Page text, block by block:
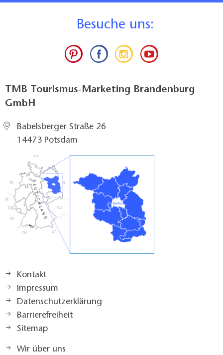
Besuche uns:
TMB Tourismus-Marketing Brandenburg
GmbH
Babelsberger Straße 26
14473 Potsdam
Kontakt
Impressum
Datenschutzerklärung
Barrierefreiheit
Sitemap
Wir über uns